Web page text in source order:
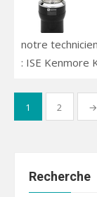
notre
: ISE Kenmore
Pagination
des
1 2 →
Recherche